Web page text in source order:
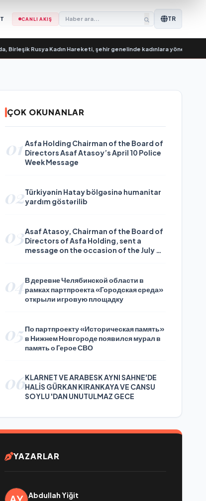
CANLI AKIŞ TR
Rusya Kadın Hareketi, şehir genelinde kadınlara yönelik destek
ÇOK OKUNANLAR
01 Asfa Holding Chairman of the Board of
Directors Asaf Atasoy’s April 10 Police
Week Message
02Türkiyənin Hatay bölgəsinə humanitar
yardım göstərilib
03Asaf Atasoy, Chairman of the Board of
Directors of Asfa Holding, sent a
message on the occasion of the July 24
04В деревне Челябинской области в
рамках партпроекта «Городская среда»
открыли игровую площадку
05 По партпроекту «Историческая память»
в Нижнем Новгороде появился мурал в
память о Герое СВО
06KLARNET VE ARABESK AYNI SAHNE'DE
HALİS GÜRKAN KIRANKAYA VE CANSU
SOYLU 'DAN UNUTULMAZ GECE
YAZARLAR
Abdullah Yiğit